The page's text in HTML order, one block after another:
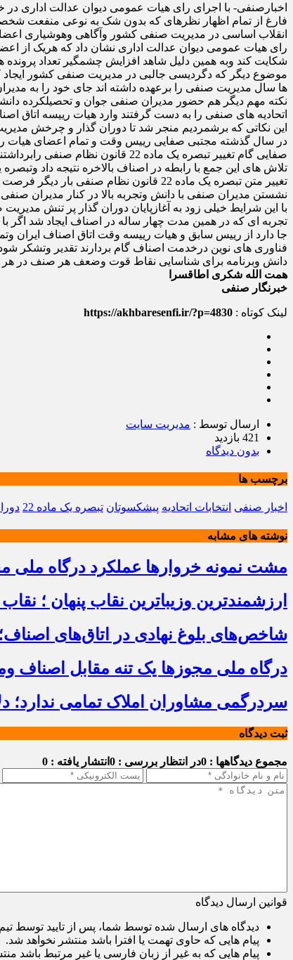
اخبارصنفی- با اجرای رای هیات عمومی دیوان عدالت اداری در خصوص تبصره یک ماده 22 قانون نظام صنفی مصوب سال 92 ازسال 99
انقلاب اساسی در مدیریت صنفی کشور وآگاهی وهوشیاری
رای هیات عمومی دیوان عدالت اداری نشان داد که هریک از
شکایت کند وبه همین دلیل شاهد افزایش چشمگیر تعداد پرونده های صنفی
موضوع دیگر که دگردیسی جالبی در مدیریت صنفی کشور ایجاد
ها سال مدیریت صنفی را برعهده داشته اند جای خود را به
نکته مهم دیگر هم حضور مدیران صنفی جوان و تحصیلکرده
اتحادیه های صنفی را به دست گرفتند وارد هیات رییسه اتاق
این نکاتی که برشمردیم منجر شد تا دوران گذار و چرخش
در سال گذشته مجتبی صفایی رییس وقت و تمام اعضای هیات
صفایی گام تغییر تبصره یک ماده 22 قانون نظام صنفی رابرداشتند.
تلاش های این جمع با رابطه در اصناف بالاخره نتیجه داد وتبصره یک ماده یک ماده 22
تغییر متن تبصره یک ماده 22 قانون نظام صنفی بار دیگر فرصت حضور پیشکسوتان وافرادی که ده ها رییس اتحادیه بودند را فراهم کرد تا در رقابت با مدیران جوان در انتخابات شرکت کنند.
نشستن مدیران صنفی با دانش وتجربه بالا در کنار مدیران صنفی جوان
با این شرایط خیلی زود به آغازپایان دوران گذار پر تنش
تجربه ای که در همین مدت چهار ساله در اصناف ایجاد شد اگر
فناوری های نوین درخدمت اصناف گام بردارند تقدیر وتشکر شود
دانش وبرنامه برای شناسایی نقاط قوت وضعف هر صنف در هر
همت الله شکری اطاقسرا
خبرنگار صنفی
لینک کوتاه : https://akhbaresenfi.ir/?p=4830
ارسال توسط : مدیریت سایت
421 بازدید
بدون دیدگاه
برچسب ها
اخبار صنفی انتخابات اتحادیه پیشکسوتان تبصره یک ماده 22
نوشته های مشابه
مشت نمونه خروارها عملکرد درگاه ملی
ارزشمندترین وزیباترین نقاب پنهان ؛
شاخص‌های بلوغ نهادی در اتاق‌های
درگاه ملی مجوزها یک تنه مقابل اصناف
سردرگمی مشاوران املاک تمامی ندارد؛
ثبت دیدگاه
مجموع دیدگاهها : 0 در انتظار بررسی : 0 انتشار یافته : 0
قوانین ارسال دیدگاه
دیدگاه های ارسال شده توسط شما، پس از تایید توسط
پیام هایی که حاوی تهمت یا افترا باشد منتشر نخواهد شد.
پیام هایی که به غیر از زبان فارسی یا غیر مرتبط باشد